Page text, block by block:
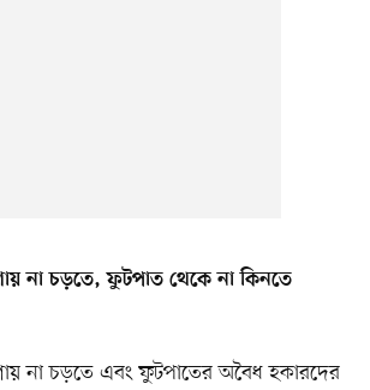
না চড়তে, ফুটপাত থেকে না কিনতে
না চড়তে এবং ফুটপাতের অবৈধ হকারদের